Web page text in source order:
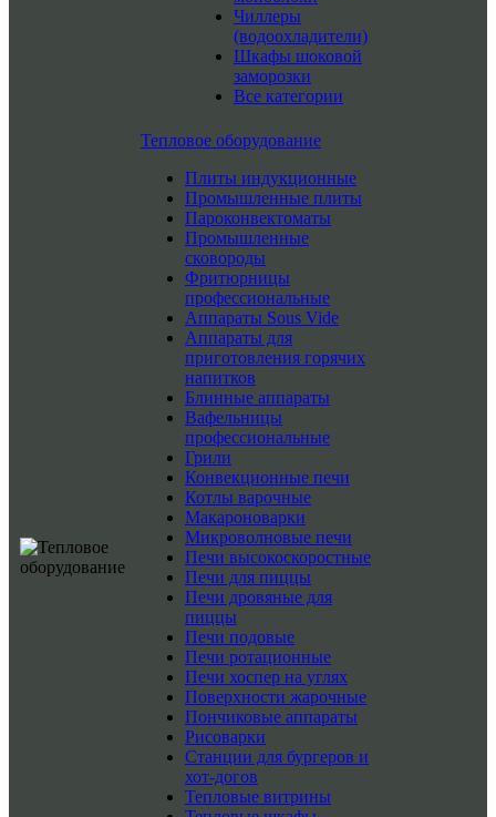
Чиллеры
(водоохладители)
Шкафы шоковой
заморозки
Все категории
Тепловое оборудование
Плиты индукционные
Промышленные плиты
Пароконвектоматы
Промышленные
сковороды
Фритюрницы
профессиональные
Аппараты Sous Vide
Аппараты для
приготовления горячих
напитков
Блинные аппараты
Вафельницы
профессиональные
Грили
Конвекционные печи
Котлы варочные
Макароноварки
Микроволновые печи
Печи высокоскоростные
Печи для пиццы
Печи дровяные для
пиццы
Печи подовые
Печи ротационные
Печи хоспер на углях
Поверхности жарочные
Пончиковые аппараты
Рисоварки
Станции для бургеров и
хот-догов
Тепловые витрины